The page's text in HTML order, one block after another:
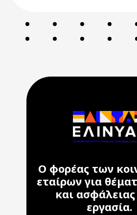
Ο φορέας των
εταίρων για
και
εργασία.